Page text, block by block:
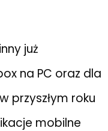
już
na PC oraz dla
przyszłym roku
mobilne